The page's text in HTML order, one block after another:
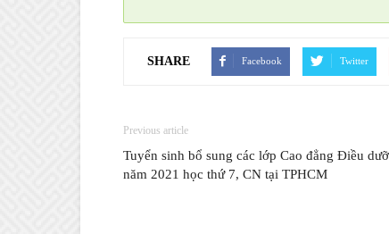
SHARE Facebook Twitter
Previous article
Tuyển sinh bổ sung các lớp Cao đẳng Điều
năm 2021 học thứ 7, CN tại TPHCM